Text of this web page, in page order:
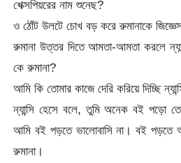
শেক্সপিয়রের নাম শুনেছ?
ও ঠোঁট উলটে চোখ বড় করে রুমানাকে
রুমানা উত্তর দিতে আমতা-আমতা করলে
কে রুমানা?
আমি কি তোমার কাজে দেরি করিয়ে দিচ্ছি
ন্যান্সি হেসে বলে, তুমি অনেক বই পড়ো
আমি বই পড়তে ভালোবাসি না। বই পড়তে
রুমানা।